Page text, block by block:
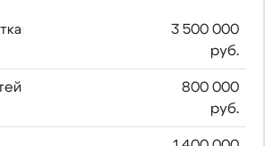
3 500 000
руб.
800 000
руб.